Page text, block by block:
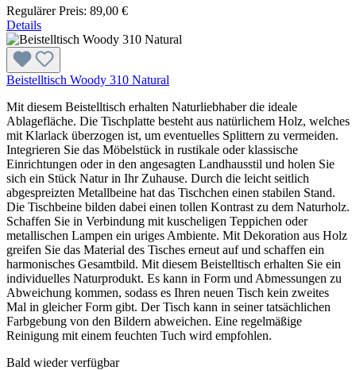
Regulärer Preis: 89,00 €
Details
Beistelltisch Woody 310 Natural
Mit diesem Beistelltisch erhalten Naturliebhaber die ideale
Ablagefläche. Die Tischplatte besteht aus natürlichem Holz, welches
mit Klarlack überzogen ist, um eventuelles Splittern zu vermeiden.
Integrieren Sie das Möbelstück in rustikale oder klassische
Einrichtungen oder in den angesagten Landhausstil und holen Sie
sich ein Stück Natur in Ihr Zuhause. Durch die leicht seitlich
abgespreizten Metallbeine hat das Tischchen einen stabilen Stand.
Die Tischbeine bilden dabei einen tollen Kontrast zu dem Naturholz.
Schaffen Sie in Verbindung mit kuscheligen Teppichen oder
metallischen Lampen ein uriges Ambiente. Mit Dekoration aus Holz
greifen Sie das Material des Tisches erneut auf und schaffen ein
harmonisches Gesamtbild. Mit diesem Beistelltisch erhalten Sie ein
individuelles Naturprodukt. Es kann in Form und Abmessungen zu
Abweichung kommen, sodass es Ihren neuen Tisch kein zweites
Mal in gleicher Form gibt. Der Tisch kann in seiner tatsächlichen
Farbgebung von den Bildern abweichen. Eine regelmäßige
Reinigung mit einem feuchten Tuch wird empfohlen.
Bald wieder verfügbar